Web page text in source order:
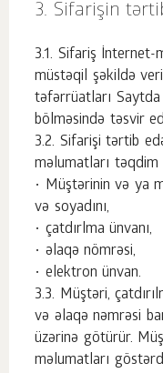
Sifarişin
Sifariş İnternet-
müstəqil şəkildə
təfərrüatları Saytda
bölməsində təsvir
Sifarişi tərtib
məlumatları təqdim
• Müştərinin və ya
və soyadını,
• çatdırlma ünvanı,
• əlaqə nömrəsi,
• elektron ünvan.
Müştəri,
və əlaqə nəmrəsi
üzərinə götürür.
məlumatları